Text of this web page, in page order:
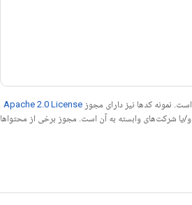
است. نمونه کدها نیز دارای مجوز Apache 2.0 License
مراجعه کنید. جاوا علامت تجاری ثبت‌شده Oracle و/یا شرکت‌های وابسته به آن است. مجوز برخی از محتواها